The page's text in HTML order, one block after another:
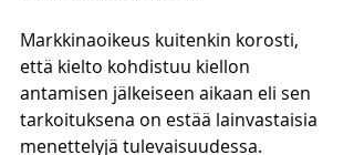
Markkinaoikeus kuitenkin korosti,
että kielto kohdistuu kiellon
antamisen jälkeiseen aikaan eli sen
tarkoituksena on estää lainvastaisia
menettelyjä tulevaisuudessa.